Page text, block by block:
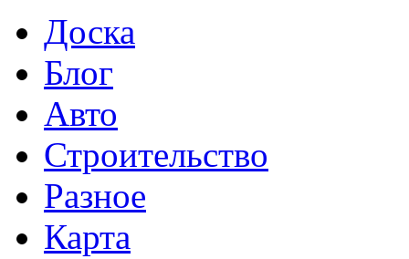
Доска
Блог
Авто
Строительство
Разное
Карта